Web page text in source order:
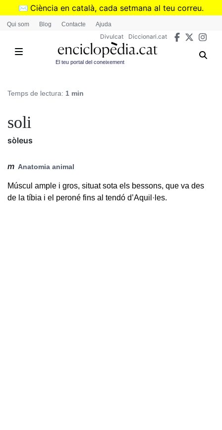
Vés
✉️ Ciència en català, cada setmana al teu correu.
➜Subscriu-te al butlletí de Divulcat
Qui som Blog Contacte Ajuda
Divulcat Diccionari.cat
El teu portal del coneixement
Temps de lectura: 1 min
soli
sòleus
m Anatomia animal
Múscul ample i gros, situat sota els bessons, que va des
de la tíbia i el peroné fins al tendó d’Aquil·les.